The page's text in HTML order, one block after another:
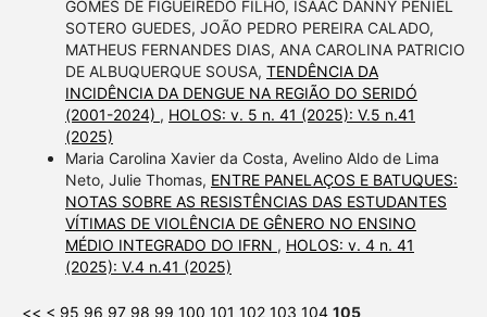
GOMES DE FIGUEIREDO FILHO, ISAAC DANNY PENIEL
SOTERO GUEDES, JOÃO PEDRO PEREIRA CALADO,
MATHEUS FERNANDES DIAS, ANA CAROLINA PATRICIO
DE ALBUQUERQUE SOUSA, TENDÊNCIA DA
INCIDÊNCIA DA DENGUE NA REGIÃO DO SERIDÓ
(2001-2024) , HOLOS: v. 5 n. 41 (2025): V.5 n.41
(2025)
Maria Carolina Xavier da Costa, Avelino Aldo de Lima
Neto, Julie Thomas, ENTRE PANELAÇOS E BATUQUES:
NOTAS SOBRE AS RESISTÊNCIAS DAS ESTUDANTES
VÍTIMAS DE VIOLÊNCIA DE GÊNERO NO ENSINO
MÉDIO INTEGRADO DO IFRN , HOLOS: v. 4 n. 41
(2025): V.4 n.41 (2025)
<< < 95 96 97 98 99 100 101 102 103 104 105